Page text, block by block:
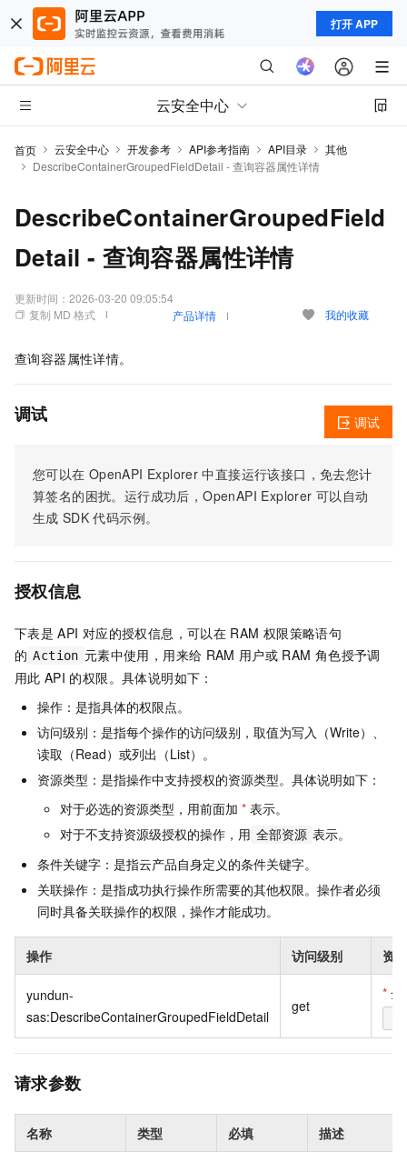
打开 APP
云安全中心
首页 云安全中心 开发参考 API参考指南 API目录
其他
DescribeContainerGroupedFieldDetail - 查询容器属性详情
DescribeContainerGroupedField
Detail - 查询容器属性详情
更新时间： 2026-03-20 09:05:54
复制 MD 格式
产品详情 我的收藏
查询容器属性详情。
调试
您可以在 OpenAPI Explorer 中直接运行该接口，免去您计
算签名的困扰。运行成功后，OpenAPI Explorer 可以自动
生成 SDK 代码示例。
调试
授权信息
下表是 API 对应的授权信息，可以在 RAM 权限策略语句
的 Action 元素中使用，用来给 RAM 用户或 RAM 角色授予调
用此 API 的权限。具体说明如下：
操作：是指具体的权限点。
访问级别：是指每个操作的访问级别，取值为写入（Write）、
读取（Read）或列出（List）。
资源类型：是指操作中支持授权的资源类型。具体说明如下：
对于必选的资源类型，用前面加 * 表示。
对于不支持资源级授权的操作，用 全部资源 表示。
条件关键字：是指云产品自身定义的条件关键字。
关联操作：是指成功执行操作所需要的其他权限。操作者必须
同时具备关联操作的权限，操作才能成功。
操作 访问级别 资
yundun-
sas:DescribeContainerGroupedFieldDetail
get
* 全
请求参数
名称 类型 必填 描述